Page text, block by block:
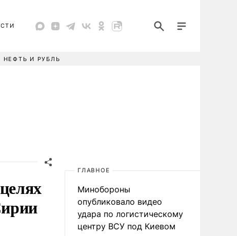
НЕФТЬ И РУБЛЬ
ГЛАВНОЕ
Минобороны
опубликовало видео
удара по логистическому
центру ВСУ под Киевом